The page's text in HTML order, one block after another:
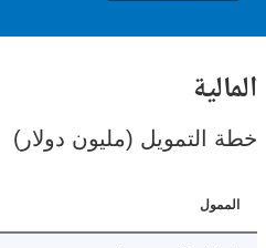
(مليون دولار)